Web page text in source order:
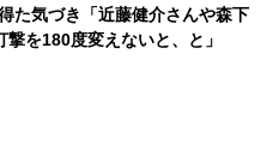
た気づき「近藤健介さんや森下
を180度変えないと、と」